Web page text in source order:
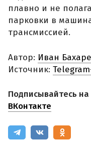
плавно и не
парковки в
трансмиссией.
Автор: Иван
Источник:
Подписывайтесь на
ВКонтакте